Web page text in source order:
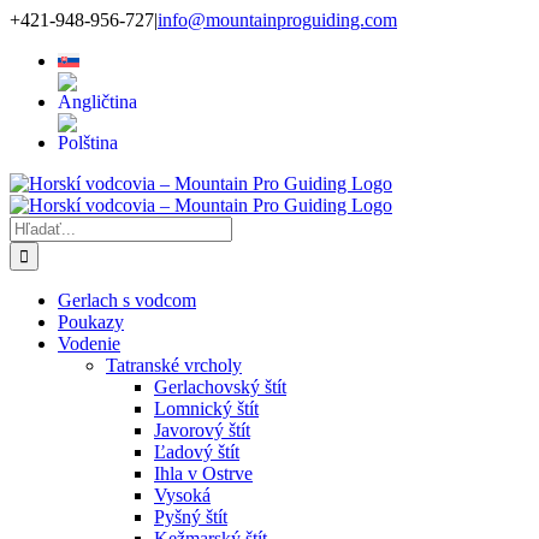
Skip
content
+421-948-956-727|info@mountainproguiding.com
Hľadať:
Gerlach s vodcom
Poukazy
Vodenie
Tatranské vrcholy
Gerlachovský štít
Lomnický štít
Javorový štít
Ľadový štít
Ihla v Ostrve
Vysoká
Pyšný štít